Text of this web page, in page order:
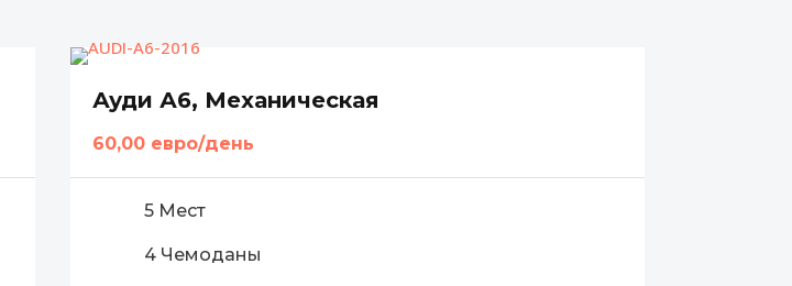
Ауди А6, Механическая
60,00 евро/день
5 Мест
4 Чемоданы